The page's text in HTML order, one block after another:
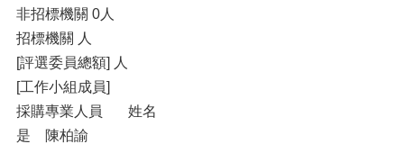
非招標機關 0人
招標機關 人
[評選委員總額] 人
[工作小組成員]
採購專業人員 姓名
是 陳柏諭